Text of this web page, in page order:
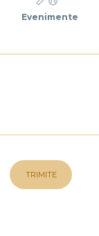
Evenimente
TRIMITE